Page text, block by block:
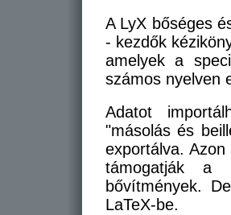
A LyX bőséges
- kezdők
amelyek a
számos nyelven
Adatot
"másolás és
exportálva.
támogatják a
bővítmények.
LaTeX-be.